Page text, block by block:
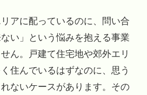
リアに配っているのに、問い合
い」という悩みを抱える事業
ん。戸建て住宅地や郊外エリ
住んでいるはずなのに、思う
ないケースがあります。その